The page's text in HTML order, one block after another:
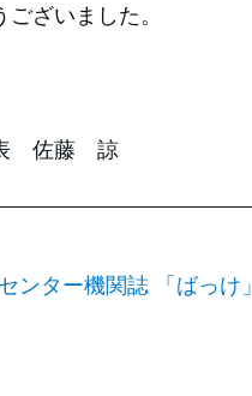
ざいました。
表 佐藤 諒
ンター機関誌 「ばっけ」